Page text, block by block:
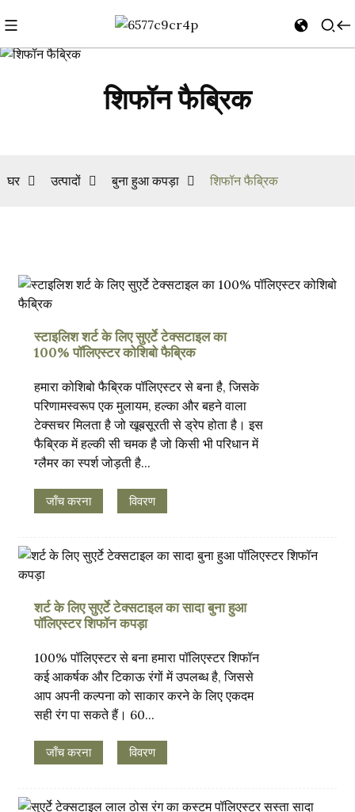
शिफॉन फैब्रिक
घर उत्पादों बुना हुआ कपड़ा शिफॉन फैब्रिक
स्टाइलिश शर्ट के लिए सुएर्टे टेक्सटाइल का
100% पॉलिएस्टर कोशिबो फैब्रिक
हमारा कोशिबो फैब्रिक पॉलिएस्टर से बना है, जिसके
परिणामस्वरूप एक मुलायम, हल्का और बहने वाला
टेक्सचर मिलता है जो खूबसूरती से ड्रेप होता है। इस
फैब्रिक में हल्की सी चमक है जो किसी भी परिधान में
ग्लैमर का स्पर्श जोड़ती है...
जाँच करना विवरण
शर्ट के लिए सुएर्टे टेक्सटाइल का सादा बुना हुआ
पॉलिएस्टर शिफॉन कपड़ा
100% पॉलिएस्टर से बना हमारा पॉलिएस्टर शिफॉन
कई आकर्षक और टिकाऊ रंगों में उपलब्ध है, जिससे
आप अपनी कल्पना को साकार करने के लिए एकदम
सही रंग पा सकते हैं। 60...
जाँच करना विवरण